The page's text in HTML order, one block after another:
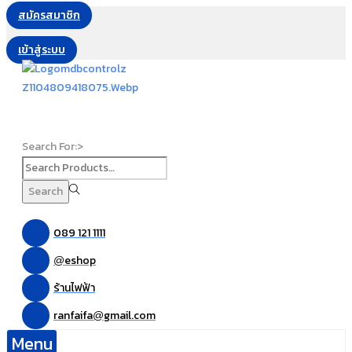
สมัครสมาชิก
เข้าสู่ระบบ
Search For:>
Search
089 121 1111
@eshop
ร้านไฟฟ้า
ranfaifa@gmail.com
Menu